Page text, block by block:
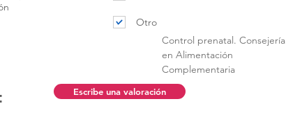
Otro
Control prenatal. Consejería
en Alimentación
Complementaria
Escribe una valoración